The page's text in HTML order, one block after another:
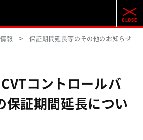
報 保証期間延長等のその他のお知らせ
コントロールバ
保証期間延長につい